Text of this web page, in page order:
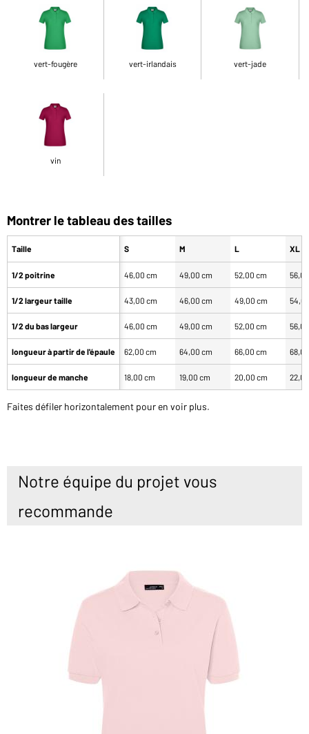
vert-fougère vert-irlandais vert-jade
vin
Montrer le tableau des tailles
Taille
1/2 poitrine
1/2 largeur taille
1/2 du bas largeur
longueur à partir de l'épaule
longueur de manche
S M L XL
46,00 cm 49,00 cm 52,00 cm
43,00 cm 46,00 cm 49,00 cm
46,00 cm 49,00 cm 52,00 cm
62,00 cm 64,00 cm 66,00 cm
18,00 cm 19,00 cm 20,00 cm
Faites défiler horizontalement pour en voir plus.
Notre équipe du projet vous
recommande